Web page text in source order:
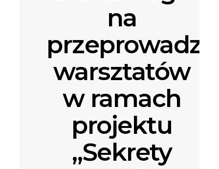
na
warsztatów
w ramach
projektu
„Sekrety